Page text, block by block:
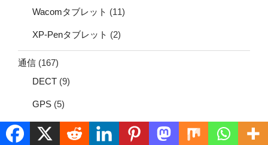
Wacomタブレット (11)
XP-Penタブレット (2)
通信 (167)
DECT (9)
GPS (5)
RFID